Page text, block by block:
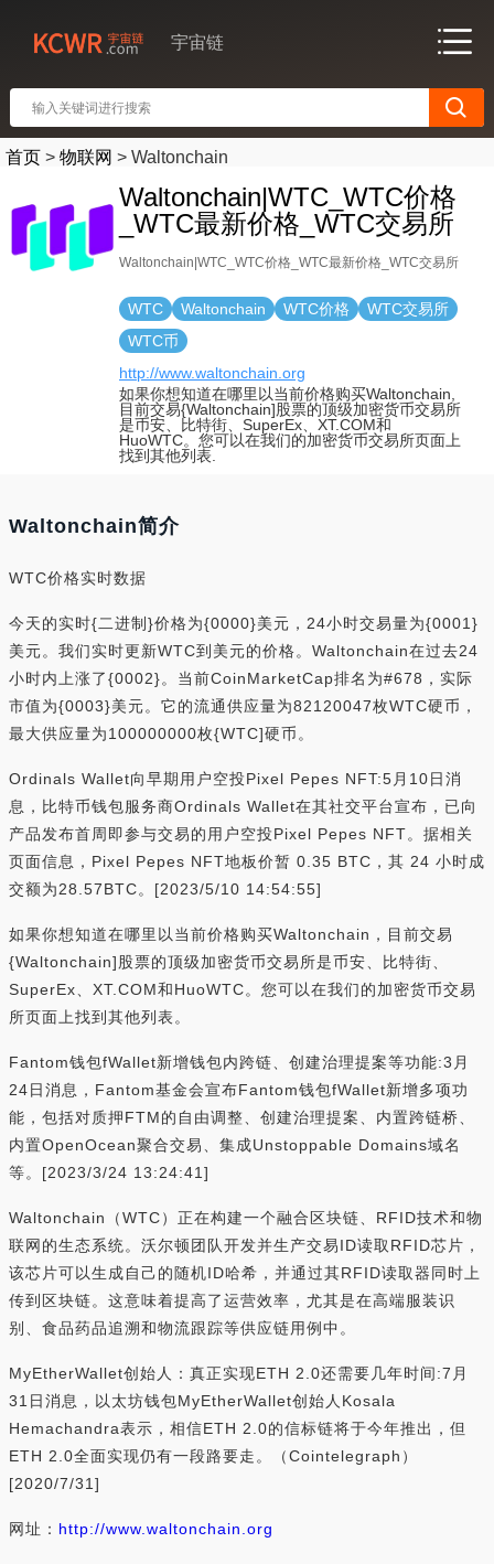
宇宙链
首页 > 物联网 > Waltonchain
Waltonchain|WTC_WTC价格
_WTC最新价格_WTC交易所
Waltonchain|WTC_WTC价格_WTC最新价格_WTC交易所
WTC Waltonchain WTC价格
WTC交易所
WTC币
http://www.waltonchain.org
如果你想知道在哪里以当前价格购买Waltonchain,
目前交易{Waltonchain]股票的顶级加密货币交易所
是币安、比特街、SuperEx、XT.COM和
HuoWTC。您可以在我们的加密货币交易所页面上
找到其他列表.
Waltonchain简介
WTC价格实时数据
今天的实时{二进制}价格为{0000}美元，24小时交易量为{0001}
美元。我们实时更新WTC到美元的价格。Waltonchain在过去24
小时内上涨了{0002}。当前CoinMarketCap排名为#678，实际
市值为{0003}美元。它的流通供应量为82120047枚WTC硬币，
最大供应量为100000000枚{WTC]硬币。
Ordinals Wallet向早期用户空投Pixel Pepes NFT:5月10日消
息，比特币钱包服务商Ordinals Wallet在其社交平台宣布，已向
产品发布首周即参与交易的用户空投Pixel Pepes NFT。据相关
页面信息，Pixel Pepes NFT地板价暂 0.35 BTC，其 24 小时成
交额为28.57BTC。[2023/5/10 14:54:55]
如果你想知道在哪里以当前价格购买Waltonchain，目前交易
{Waltonchain]股票的顶级加密货币交易所是币安、比特街、
SuperEx、XT.COM和HuoWTC。您可以在我们的加密货币交易
所页面上找到其他列表。
Fantom钱包fWallet新增钱包内跨链、创建治理提案等功能:3月
24日消息，Fantom基金会宣布Fantom钱包fWallet新增多项功
能，包括对质押FTM的自由调整、创建治理提案、内置跨链桥、
内置OpenOcean聚合交易、集成Unstoppable Domains域名
等。[2023/3/24 13:24:41]
Waltonchain（WTC）正在构建一个融合区块链、RFID技术和物
联网的生态系统。沃尔顿团队开发并生产交易ID读取RFID芯片，
该芯片可以生成自己的随机ID哈希，并通过其RFID读取器同时上
传到区块链。这意味着提高了运营效率，尤其是在高端服装识
别、食品药品追溯和物流跟踪等供应链用例中。
MyEtherWallet创始人：真正实现ETH 2.0还需要几年时间:7月
31日消息，以太坊钱包MyEtherWallet创始人Kosala
Hemachandra表示，相信ETH 2.0的信标链将于今年推出，但
ETH 2.0全面实现仍有一段路要走。（Cointelegraph）
[2020/7/31]
网址： http://www.waltonchain.org